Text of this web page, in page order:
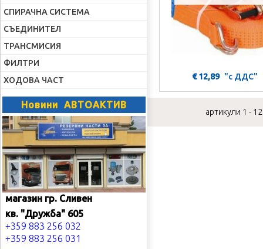
СПИРАЧНА СИСТЕМА
СЪЕДИНИТЕЛ
ТРАНСМИСИЯ
ФИЛТРИ
ХОДОВА ЧАСТ
Новини АВТОАКТИВ
магазин гр. Сливен
кв. "Дружба" 605
+359 883 256 032
+359 883 256 031
€ 12,89 "с ДДС"
артикули 1 -